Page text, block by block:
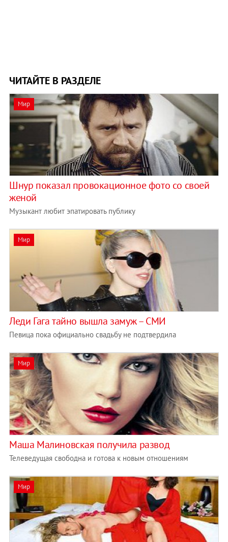
ЧИТАЙТЕ В РАЗДЕЛЕ
Мир
Шнур показал провокационное фото со своей
женой
Музыкант любит эпатировать публику
Мир
Леди Гага тайно вышла замуж – СМИ
Певица пока официально свадьбу не подтвердила
Мир
Маша Малиновская получила развод
Телеведущая свободна и готова к новым отношениям
Мир